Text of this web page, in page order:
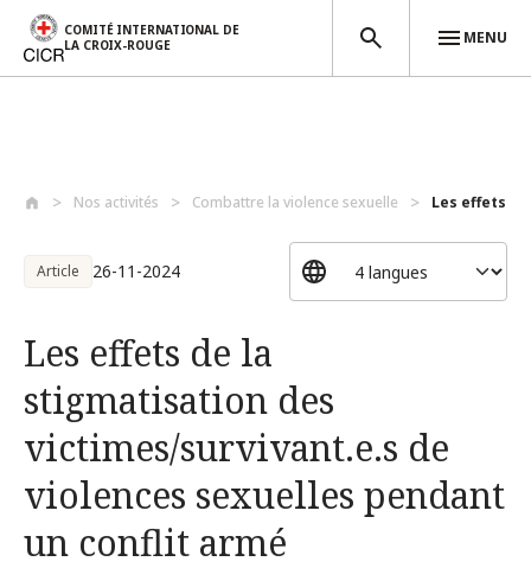
COMITÉ INTERNATIONAL DE
LA CROIX-ROUGE
MENU
Nos activités Combattre la violence sexuelle Les effets
Article 26-11-2024
Les effets de la
stigmatisation des
victimes/survivant.e.s de
violences sexuelles pendant
un conflit armé